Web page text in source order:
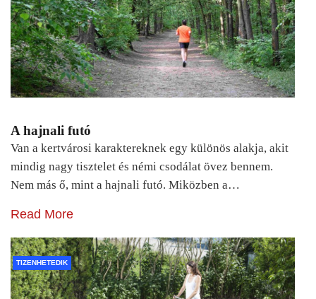
A hajnali futó
Van a kertvárosi karaktereknek egy különös alakja, akit
mindig nagy tisztelet és némi csodálat övez bennem.
Nem más ő, mint a hajnali futó. Miközben a…
Read More
TIZENHETEDIK